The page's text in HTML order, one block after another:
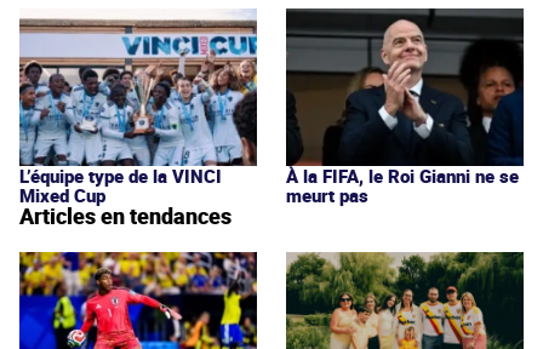
L’équipe type de la VINCI
Mixed Cup
À la FIFA, le Roi Gianni ne se
meurt pas
Articles en tendances